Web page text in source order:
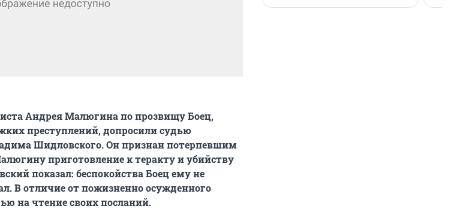
Андрея Малюгина по прозвищу Боец,
преступлений, допросили судью
Шидловского. Он признан потерпевшим
приготовление к теракту и убийству
показал: беспокойства Боец ему не
В отличие от пожизненно осужденного
на чтение своих посланий.